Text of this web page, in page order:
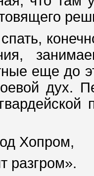
еще до
дух.
Хопром,
разгром».